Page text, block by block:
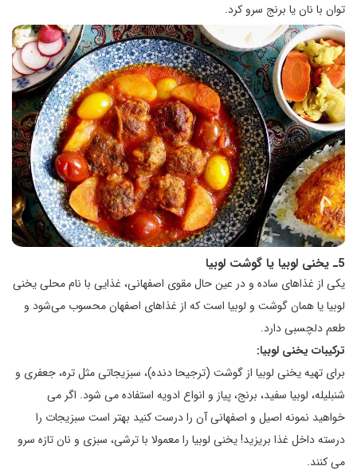
توان با نان یا برنج سرو کرد.
5ـ یخنی لوبیا یا گوشت لوبیا
یکی از غذاهای ساده و در عین حال مقوی اصفهانی، غذایی با نام محلی یخنی
لوبیا یا همان گوشت و لوبیا است که از غذاهای اصفهان محسوب می‌شود و
طعم دلچسبی دارد.
ترکیبات یخنی لوبیا:
برای تهیه یخنی لوبیا از گوشت (ترجیحا دنده)، سبزیجاتی مثل تره، جعفری و
شنبلیله، لوبیا سفید، برنج، پیاز و انواع ادویه استفاده می شود. اگر می
خواهید نمونه اصیل و اصفهانی آن را درست کنید بهتر است سبزیجات را
درسته داخل غذا بریزید! یخنی لوبیا را معمولا با ترشی، سبزی و نان تازه سرو
می کنند.